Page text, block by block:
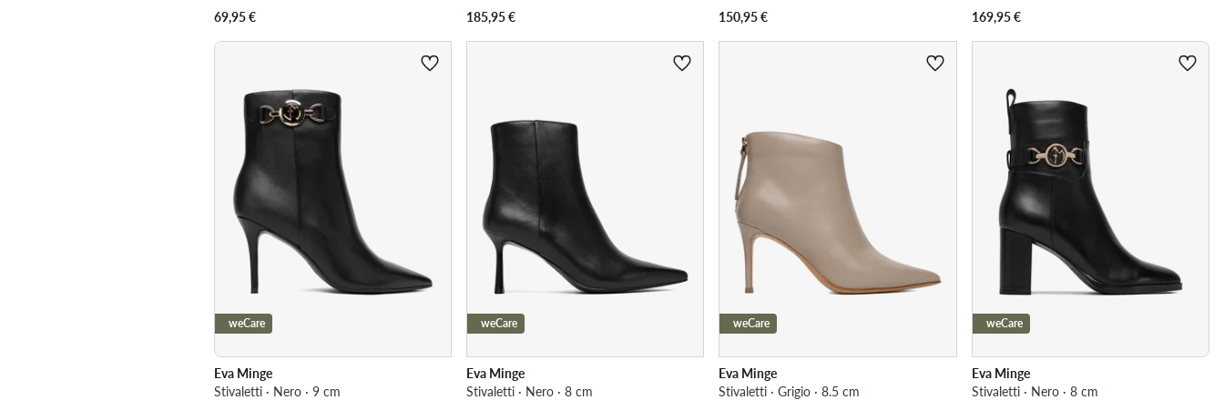
69,95€
185,95€
150,95€
169,95€
weCare
Eva Minge
Stivaletti · Nero · 9 cm
weCare
Eva Minge
Stivaletti · Nero · 8 cm
weCare
Eva Minge
Stivaletti · Grigio · 8.5 cm
weCare
Eva Minge
Stivaletti · Nero · 8 cm